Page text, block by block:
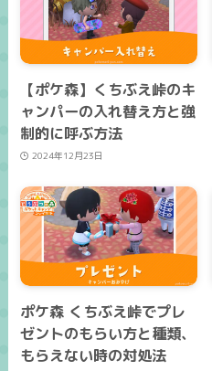
【ポケ森】くちぶえ峠のキ
ャンパーの入れ替え方と強
制的に呼ぶ方法
2024年12月23日
ポケ森 くちぶえ峠でプレ
ゼントのもらい方と種類、
もらえない時の対処法